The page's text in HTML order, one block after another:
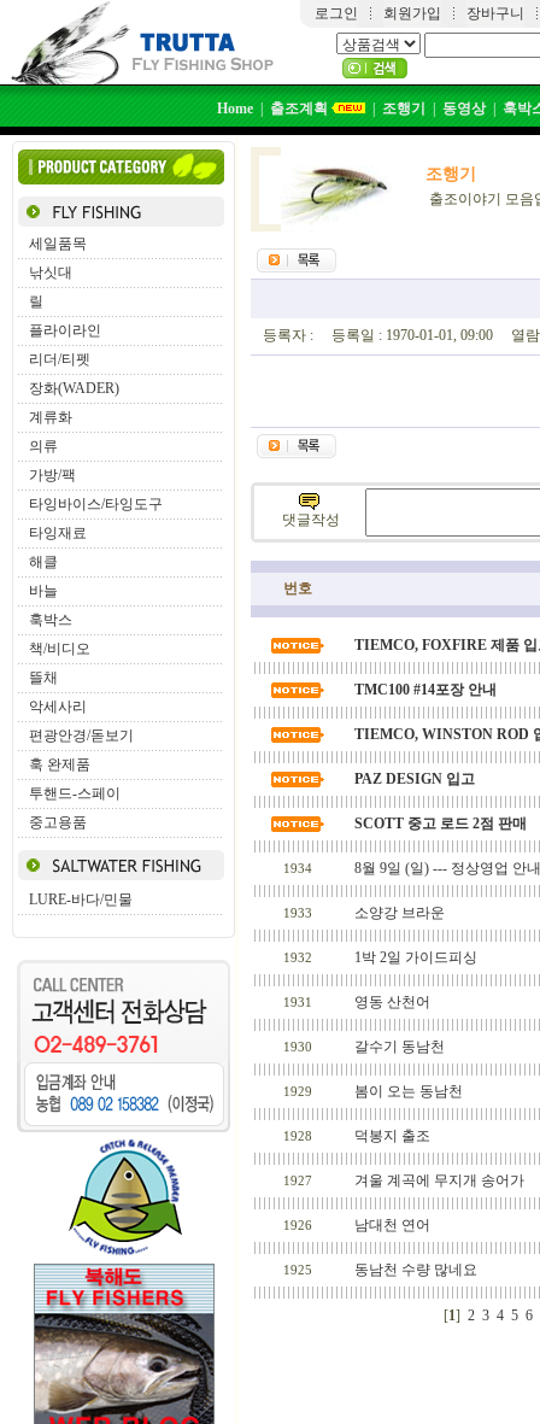
로그인 회원가입 장바구니
Home 출조계획 조행기 동영상 훅박
세일품목
낚싯대
릴
플라이라인
리더/티펫
장화(WADER)
계류화
의류
가방/팩
타잉바이스/타잉도구
타잉재료
해클
바늘
훅박스
책/비디오
뜰채
악세사리
편광안경/돋보기
훅 완제품
투핸드-스페이
중고용품
LURE-바다/민물
조행기
출조이야기 모음
등록자 : 등록일 : 1970-01-01, 09:00 열
댓글작성
번호
TIEMCO, FOXFIRE 제품 입
TMC100 #14포장 안내
TIEMCO, WINSTON ROD
PAZ DESIGN 입고
SCOTT 중고 로드 2점 판매
1934 8월 9일 (일) --- 정상영업 안내
1933 소양강 브라운
1932 1박 2일 가이드피싱
1931 영동 산천어
1930 갈수기 동남천
1929 봄이 오는 동남천
1928 덕봉지 출조
1927 겨울 계곡에 무지개 송어가
1926 남대천 연어
1925 동남천 수량 많네요
[1] 2 3 4 5 6